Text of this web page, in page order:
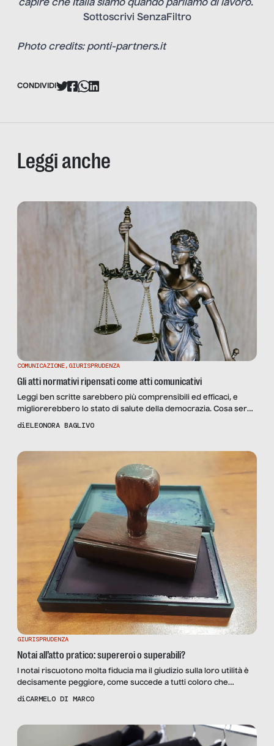
capire che Italia siamo quando parliamo di lavoro.
Sottoscrivi SenzaFiltro
Photo credits: ponti-partners.it
CONDIVIDI
Leggi anche
COMUNICAZIONE,GIURISPRUDENZA
Gli atti normativi ripensati come atti comunicativi
Leggi ben scritte sarebbero più comprensibili ed efficaci, e
migliorerebbero lo stato di salute della democrazia. Cosa serve
per realizzarle?
diELEONORA BAGLIVO
GIURISPRUDENZA
Notai all’atto pratico: supereroi o superabili?
I notai riscuotono molta fiducia ma il giudizio sulla loro utilità è
decisamente peggiore, come succede a tutti coloro che
esercitano una funzione pubblica: costano troppo e non
del notaio (cosa dobbiamo fare?) e proseguirò con l’analisi
della situazione reale (cosa […]
diCARMELO DI MARCO